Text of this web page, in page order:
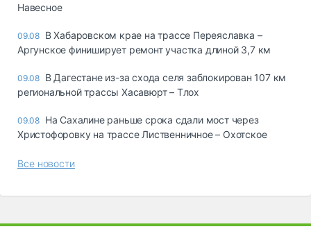
Навесное
09.08 В Хабаровском крае на трассе Переяславка –
Аргунское финиширует ремонт участка длиной 3,7 км
09.08 В Дагестане из-за схода селя заблокирован 107 км
региональной трассы Хасавюрт – Тлох
09.08 На Сахалине раньше срока сдали мост через
Христофоровку на трассе Лиственничное – Охотское
Все новости